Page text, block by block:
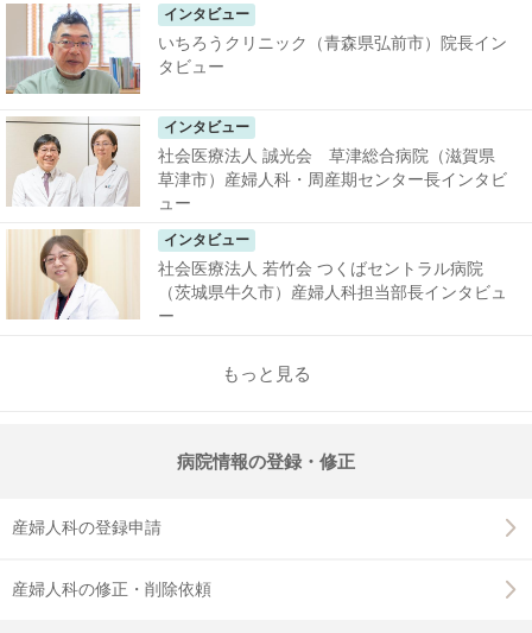
インタビュー
いちろうクリニック（青森県弘前市）院長イン
タビュー
インタビュー
社会医療法人 誠光会 草津総合病院（滋賀県
草津市）産婦人科・周産期センター長インタビ
ュー
インタビュー
社会医療法人 若竹会 つくばセントラル病院
（茨城県牛久市）産婦人科担当部長インタビュ
ー
もっと見る
病院情報の登録・修正
産婦人科の登録申請
産婦人科の修正・削除依頼